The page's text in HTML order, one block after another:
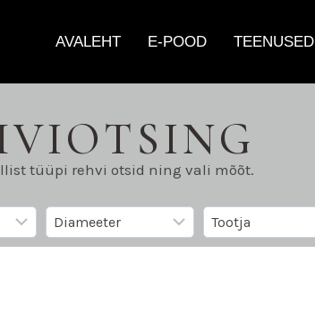
AVALEHT E-POOD TEENUSED
tüüpi rehvi otsid ning vali mõõt.